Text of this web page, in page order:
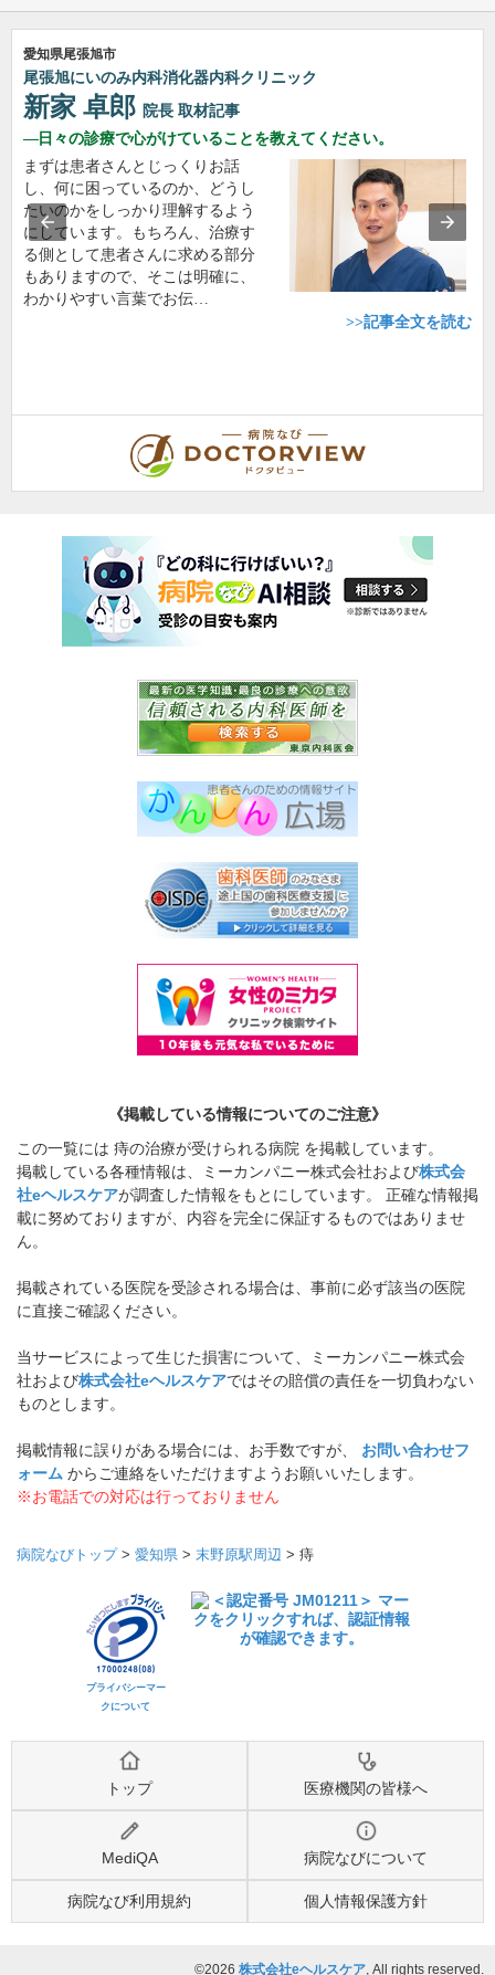
愛知県尾張旭市
尾張旭にいのみ内科消化器内科クリニック
新家 卓郎 院長 取材記事
日々の診療で心がけていることを教えてください。
まずは患者さんとじっくりお話
し、何に困っているのか、どうし
たいのかをしっかり理解するよう
にしています。もちろん、治療す
る側として患者さんに求める部分
もありますので、そこは明確に、
わかりやすい言葉でお伝…
>>記事全文を読む
《掲載している情報についてのご注意》
この一覧には 痔の治療が受けられる病院 を掲載しています。
掲載している各種情報は、ミーカンパニー株式会社および株式会
社eヘルスケアが調査した情報をもとにしています。 正確な情報掲
載に努めておりますが、内容を完全に保証するものではありませ
ん。
掲載されている医院を受診される場合は、事前に必ず該当の医院
に直接ご確認ください。
当サービスによって生じた損害について、ミーカンパニー株式会
社および株式会社eヘルスケアではその賠償の責任を一切負わない
ものとします。
掲載情報に誤りがある場合には、お手数ですが、 お問い合わせフ
ォーム からご連絡をいただけますようお願いいたします。
※お電話での対応は行っておりません
病院なびトップ> 愛知県 > 末野原駅周辺 > 痔
プライバシーマー
クについて
トップ 医療機関の皆様へ
MediQA 病院なびについて
病院なび利用規約 個人情報保護方針
©2026 株式会社eヘルスケア, All rights reserved.